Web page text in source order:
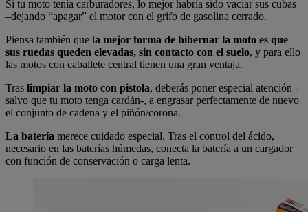
Si tu moto tenía carburadores, lo mejor habría sido vaciar sus cubas
–dejando “apagar” el motor con el grifo de gasolina cerrado.
Piensa también que la mejor forma de hibernar la moto es que
sus ruedas queden elevadas, sin contacto con el suelo, y para ello
las motos con caballete central tienen una gran ventaja.
Tras limpiar la moto con pistola, deberás poner especial atención -
salvo que tu moto tenga cardán-, a engrasar perfectamente de nuevo
el conjunto de cadena y el piñón/corona.
La batería merece cuidado especial. Tras el control del ácido,
necesario en las baterías húmedas, conecta la batería a un cargador
con función de conservación o carga lenta.